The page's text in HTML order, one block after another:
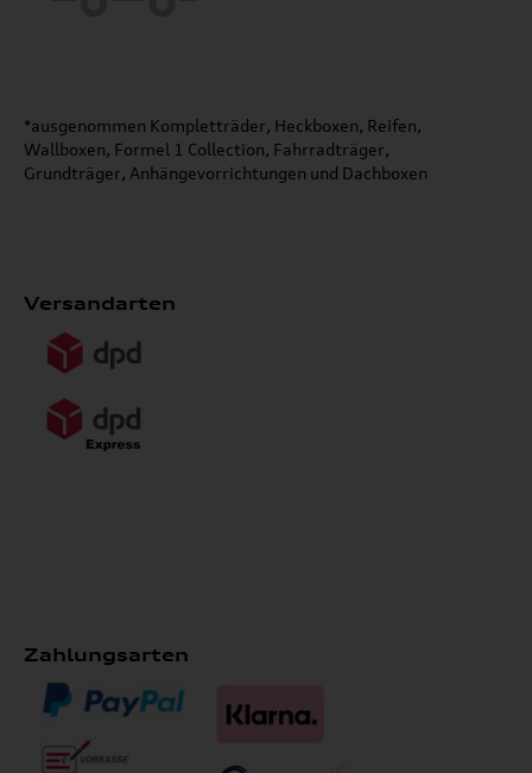
*ausgenommen Kompletträder, Heckboxen, Reifen,
Wallboxen, Formel 1 Collection, Fahrradträger,
Grundträger, Anhängevorrichtungen und Dachboxen
Versandarten
Zahlungsarten